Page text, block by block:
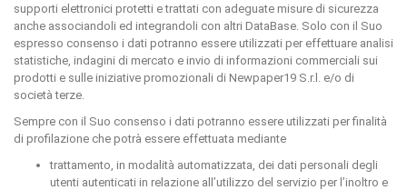
supporti elettronici protetti e trattati con adeguate misure di sicurezza
anche associandoli ed integrandoli con altri DataBase. Solo con il Suo
espresso consenso i dati potranno essere utilizzati per effettuare analisi
statistiche, indagini di mercato e invio di informazioni commerciali sui
prodotti e sulle iniziative promozionali di Newpaper19 S.r.l. e/o di
società terze.
Sempre con il Suo consenso i dati potranno essere utilizzati per finalità
di profilazione che potrà essere effettuata mediante
trattamento, in modalità automatizzata, dei dati personali degli
utenti autenticati in relazione all’utilizzo del servizio per l’inoltro e